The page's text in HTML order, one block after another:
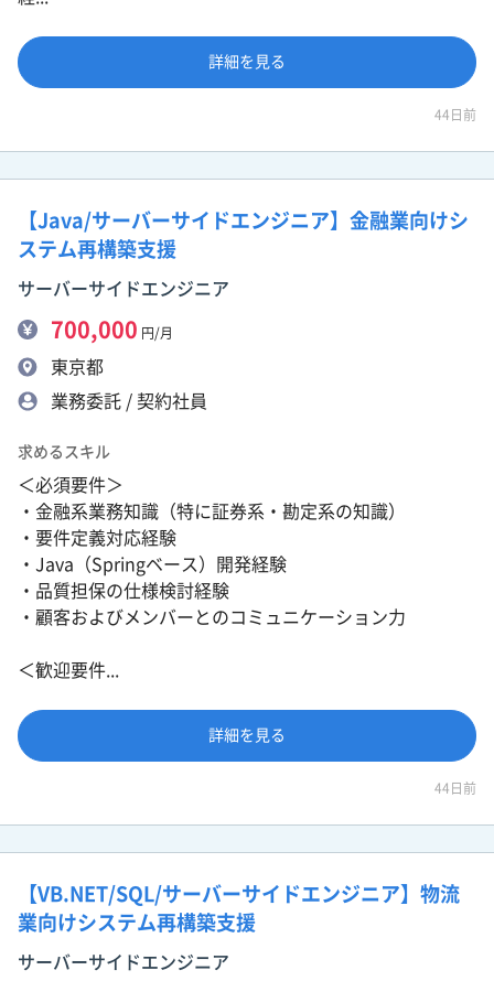
詳細を見る
44日前
【Java/サーバーサイドエンジニア】金融業向けシ
ステム再構築支援
サーバーサイドエンジニア
700,000 円/月
東京都
業務委託 / 契約社員
求めるスキル
＜必須要件＞
・金融系業務知識（特に証券系・勘定系の知識）
・要件定義対応経験
・Java（Springベース）開発経験
・品質担保の仕様検討経験
・顧客およびメンバーとのコミュニケーション力
＜歓迎要件...
詳細を見る
44日前
【VB.NET/SQL/サーバーサイドエンジニア】物流
業向けシステム再構築支援
サーバーサイドエンジニア